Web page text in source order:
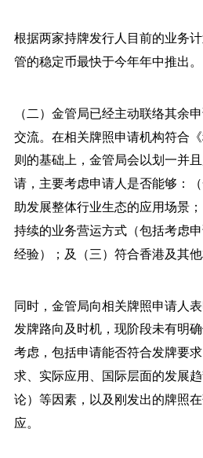
根据两家持牌发行人目前的业务
管的稳定币最快于今年年中推出。
（二）金管局已经主动联络其余
交流。在相关牌照申请机构符合
则的基础上，金管局会以划一并
请，主要考虑申请人是否能够：
助发展整体行业生态的应用场景
持续的业务营运方式（包括考虑
经验）；及（三）符合香港及其他
同时，金管局向相关牌照申请人
发牌路向及时机，现阶段未有明
考虑，包括申请能否符合发牌要
求、实际应用、国际层面的发展
论）等因素，以及刚发出的牌照
应。